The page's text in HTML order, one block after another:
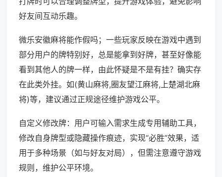
好友间互动乐趣。
微乐安徽麻将能作假吗；一些玩家反映在游戏中遇到
部分用户的牌特别好，总是能拿到好牌，甚至好像能
看到其他人的牌一样，由此怀疑是不是有挂？确实存
在此类外挂。如(黄山麻将,圈友望江麻将,上楚湖北麻
将)等，建议通过正规途径维护游戏公平。
自定义修改牌：用户可输入需求生成专用辅助工具，
修改自身牌型或隐藏操作痕迹，实现“必胜”效果，适
用于多种场景（如与好友对局），但需注意遵守游戏
规则，维护公平环境。